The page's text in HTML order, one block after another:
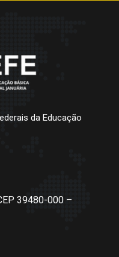
da Educação
39480-000 –